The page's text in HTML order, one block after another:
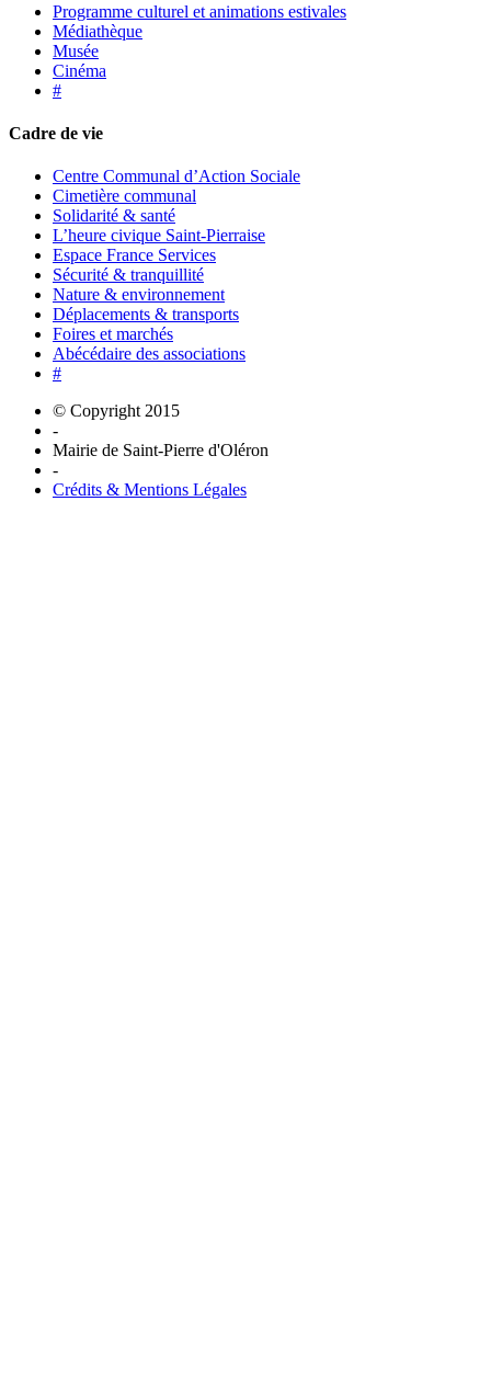
Programme culturel et animations estivales
Médiathèque
Musée
Cinéma
#
Cadre de vie
Centre Communal d’Action Sociale
Cimetière communal
Solidarité & santé
L’heure civique Saint-Pierraise
Espace France Services
Sécurité & tranquillité
Nature & environnement
Déplacements & transports
Foires et marchés
Abécédaire des associations
#
© Copyright 2015
-
Mairie de Saint-Pierre d'Oléron
-
Crédits & Mentions Légales